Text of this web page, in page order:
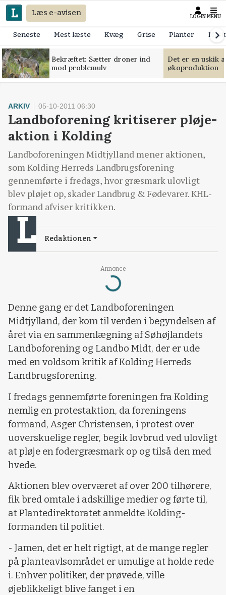
Læs e-avisen LOGIN MENU
Seneste Mest læste Kvæg Grise Planter
Bekræftet: Sætter droner ind
mod problemulv
Det er en uskik
økoproduktion
Annonce
Loading...
ARKIV 05-10-2011 06:30
Landboforening kritiserer pløje-
aktion i Kolding
Landboforeningen Midtjylland mener aktionen,
som Kolding Herreds Landbrugsforening
gennemførte i fredags, hvor græsmark ulovligt
blev pløjet op, skader Landbrug & Fødevarer. KHL-
formand afviser kritikken.
Redaktionen
Denne gang er det Landboforeningen
Midtjylland, der kom til verden i begyndelsen af
året via en sammenlægning af Søhøjlandets
Landboforening og Landbo Midt, der er ude
med en voldsom kritik af Kolding Herreds
Landbrugsforening.
I fredags gennemførte foreningen fra Kolding
nemlig en protestaktion, da foreningens
formand, Asger Christensen, i protest over
uoverskuelige regler, begik lovbrud ved ulovligt
at pløje en fodergræsmark op og tilså den med
hvede.
Aktionen blev overværet af over 200 tilhørere,
fik bred omtale i adskillige medier og førte til,
at Plantedirektoratet anmeldte Kolding-
formanden til politiet.
- Jamen, det er helt rigtigt, at de mange regler
på planteavlsområdet er umulige at holde rede
i. Enhver politiker, der prøvede, ville
øjeblikkeligt blive fanget i en